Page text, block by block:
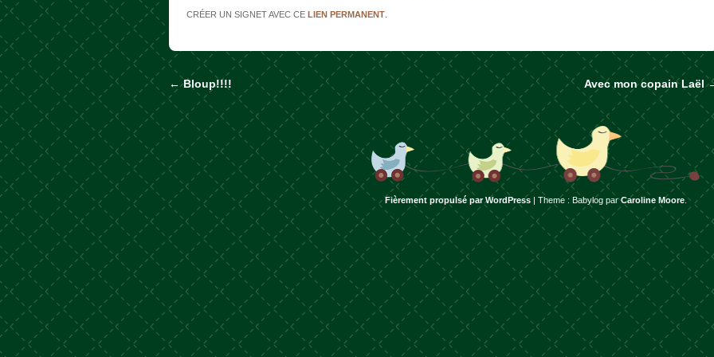
CRÉER UN SIGNET AVEC CELIEN PERMANENT
Naviguer dans les articles
←Bloup!!!! Avec mon copain Laël
Fièrement propulsé par WordPress Theme : Babylog parCaroline Moore.